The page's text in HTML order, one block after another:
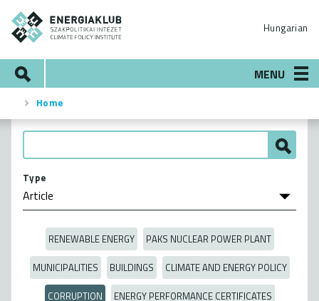
Skip
main
content
Hungarian
MENU
Breadcrumb
Home
Type
RENEWABLE ENERGY
PAKS NUCLEAR POWER PLANT
MUNICIPALITIES
BUILDINGS
CLIMATE AND ENERGY POLICY
CORRUPTION
ENERGY PERFORMANCE CERTIFICATES